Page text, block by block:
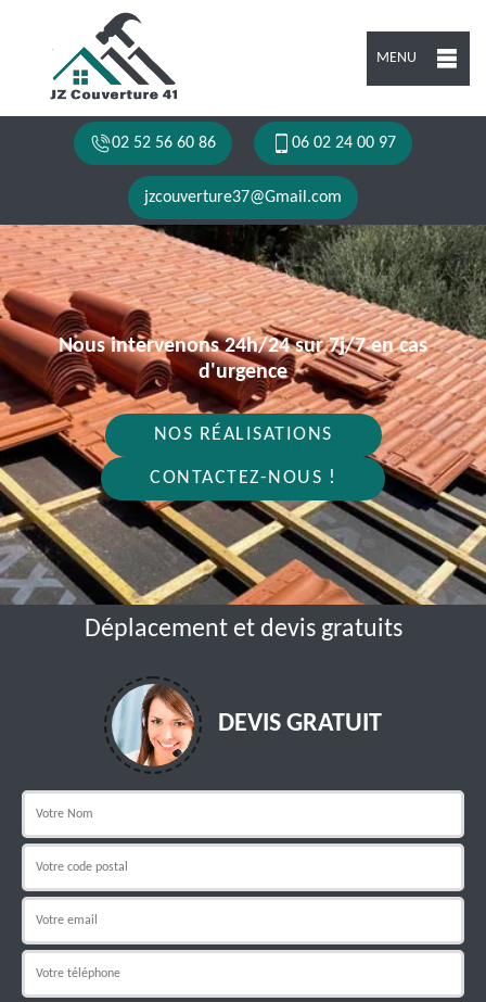
MENU
02 52 56 60 86 06 02 24 00 97
jzcouverture37@Gmail.com
Nous intervenons 24h/24 sur 7j/7 en cas
d'urgence
NOS RÉALISATIONS
CONTACTEZ-NOUS !
Déplacement et devis gratuits
DEVIS GRATUIT